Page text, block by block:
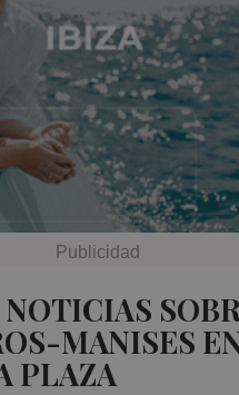
MANISES
PLAZA